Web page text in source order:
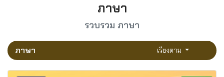
ภาษา
รวบรวม ภาษา
ภาษา เรียงตาม